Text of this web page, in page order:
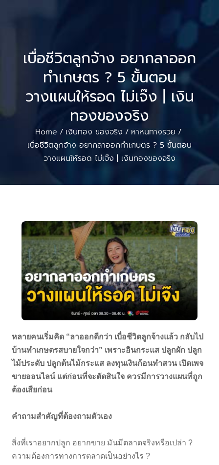
เบื่อชีวิตลูกจ้าง อยากลาออก
ทำเกษตร ? 5 ขั้นตอน
วางแผนให้รอด ไม่เจ๊ง | เงิน
ทองของจริง
Home / เงินทอง ของจริง / หาหนทางรวย /
เบื่อชีวิตลูกจ้าง อยากลาออกทำเกษตร ? 5 ขั้นตอน
วางแผนให้รอด ไม่เจ๊ง | เงินทองของจริง
หลายคนเริ่มคิด “ลาออกดีกว่า เบื่อชีวิตลูกจ้างแล้ว กลับไป
บ้านทำเกษตรสบายใจกว่า” เพราะอินกระแส ปลูกผัก ปลูก
ไม้ประดับ ปลูกต้นไม้กระแส ลงทุนเงินก้อนทำสวน เปิดเพจ
ขายออนไลน์ แต่ก่อนที่จะตัดสินใจ ควรมีการวางแผนที่ถูก
ต้องเสียก่อน
คำถามสำคัญที่ต้องถามตัวเอง
สิ่งที่เราอยากปลูก อยากขาย มันมีตลาดจริงหรือเปล่า ?
ความต้องการทางการตลาดเป็นอย่างไร ?